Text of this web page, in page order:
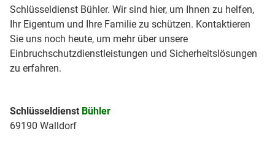
Schlüsseldienst Bühler. Wir sind hier, um Ihnen zu helfen,
Ihr Eigentum und Ihre Familie zu schützen. Kontaktieren
Sie uns noch heute, um mehr über unsere
Einbruchschutzdienstleistungen und Sicherheitslösungen
zu erfahren.
Schlüsseldienst Bühler
69190 Walldorf